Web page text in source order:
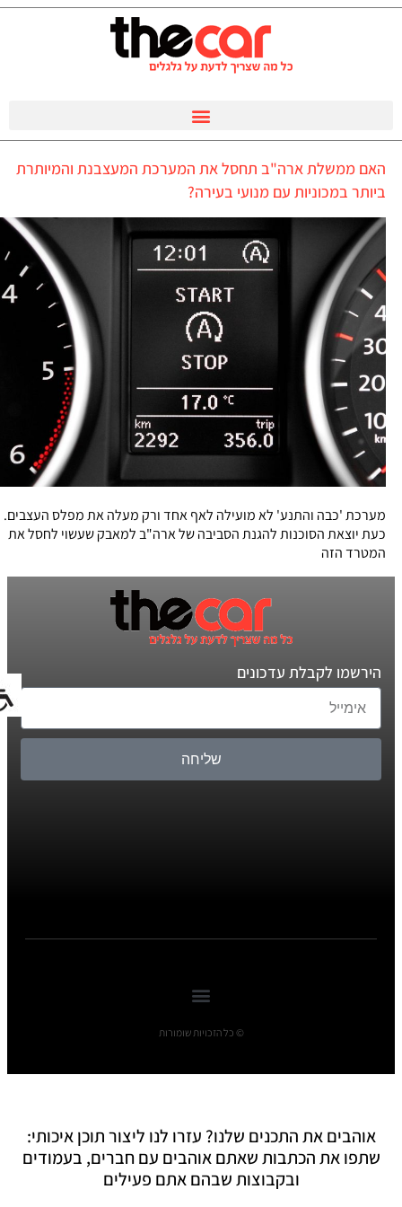
האם ממשלת ארה"ב תחסל את המערכת המעצבנת והמיותרת
ביותר במכוניות עם מנועי בעירה?
מערכת 'כבה והתנע' לא מועילה לאף אחד ורק מעלה את מפלס העצבים.
כעת יוצאת הסוכנות להגנת הסביבה של ארה"ב למאבק שעשוי לחסל את
המטרד הזה
הירשמו לקבלת עדכונים
שליחה
© כל הזכויות שומורות
אוהבים את התכנים שלנו? עזרו לנו ליצור תוכן איכותי:
שתפו את הכתבות שאתם אוהבים עם חברים, בעמודים
ובקבוצות שבהם אתם פעילים